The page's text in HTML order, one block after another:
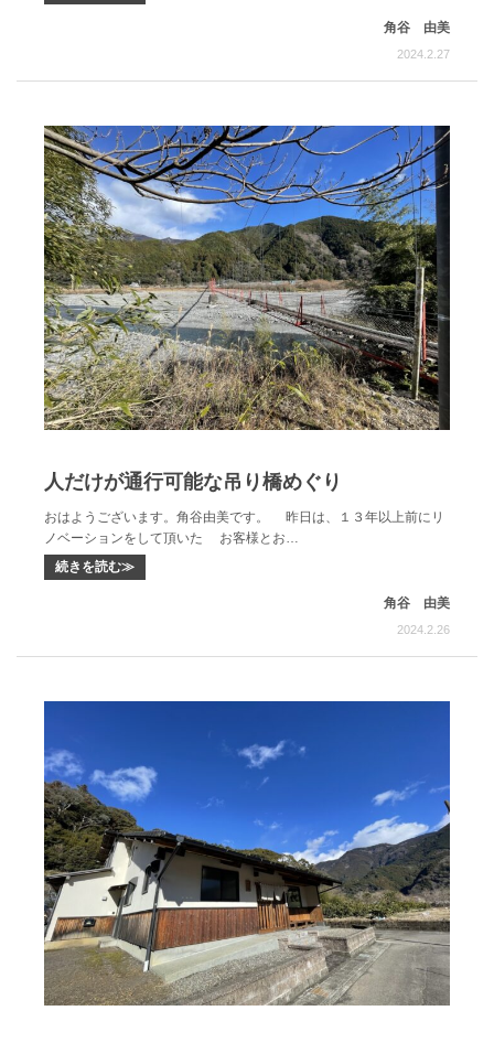
角谷 由美
2024.2.27
人だけが通行可能な吊り橋めぐり
おはようございます。角谷由美です。 昨日は、１３年以上前にリ
ノベーションをして頂いた お客様とお…
続きを読む≫
角谷 由美
2024.2.26